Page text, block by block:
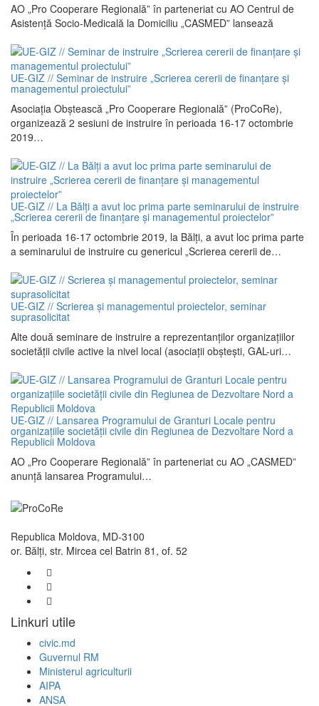
AO „Pro Cooperare Regională” în parteneriat cu AO Centrul de
Asistenţă Socio-Medicală la Domiciliu „CASMED” lansează
UE-GIZ // Seminar de instruire „Scrierea cererii de finanțare și
managementul proiectului”
Asociația Obștească „Pro Cooperare Regională” (ProCoRe),
organizează 2 sesiuni de instruire în perioada 16-17 octombrie
2019…
UE-GIZ // La Bălți a avut loc prima parte seminarului de instruire
„Scrierea cererii de finanțare și managementul proiectelor”
În perioada 16-17 octombrie 2019, la Bălți, a avut loc prima parte
a seminarului de instruire cu genericul „Scrierea cererii de…
UE-GIZ // Scrierea și managementul proiectelor, seminar
suprasolicitat
Alte două seminare de instruire a reprezentanților organizațiilor
societății civile active la nivel local (asociații obștești, GAL-uri…
UE-GIZ // Lansarea Programului de Granturi Locale pentru
organizațiile societății civile din Regiunea de Dezvoltare Nord a
Republicii Moldova
AO „Pro Cooperare Regională” în parteneriat cu AO „CASMED”
anunță lansarea Programului…
Republica Moldova, MD-3100
or. Bălţi, str. Mircea cel Batrin 81, of. 52
Linkuri utile
civic.md
Guvernul RM
Ministerul agriculturii
AIPA
ANSA